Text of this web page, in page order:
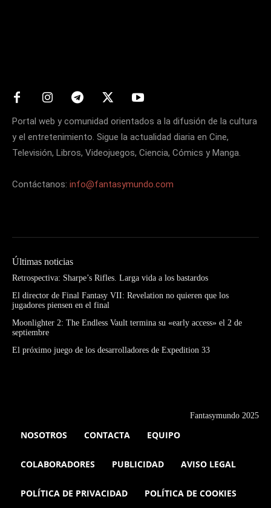
Portal web y comunidad orientados a la difusión de la cultura
y el entretenimiento. Sigue la actualidad diaria en Cine,
Televisión, Libros, Videojuegos, Ciencia, Cómics y Manga.
Contáctanos: info@fantasymundo.com
Últimas noticias
Retrospectiva: Sharpe’s Rifles. Larga vida a los bastardos
El director de Final Fantasy VII: Revelation no quieren que los
jugadores piensen en el final
Moonlighter 2: The Endless Vault termina su «early access» el 2 de
septiembre
El próximo juego de los desarrolladores de Expedition 33
Fantasymundo 2025
NOSOTROS CONTACTA EQUIPO
COLABORADORES PUBLICIDAD AVISO LEGAL
POLÍTICA DE PRIVACIDAD POLÍTICA DE COOKIES